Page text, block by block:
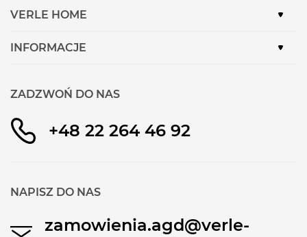
VERLE HOME
INFORMACJE
ZADZWOŃ DO NAS
+48 22 264 46 92
NAPISZ DO NAS
zamowienia.agd@verle-